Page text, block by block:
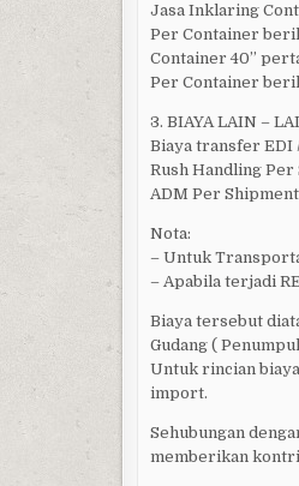
Jasa Inklaring
Per Container
Container 40’’
Per Container
3. BIAYA LAIN –
Biaya transfer EDI
Rush Handling
ADM Per
Nota:
– Untuk
– Apabila terjadi
Biaya tersebut
Gudang (
Untuk rincian
import.
Sehubungan
memberikan